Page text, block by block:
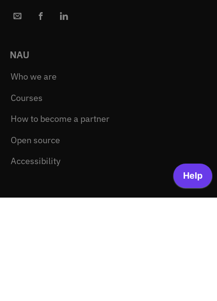
NAU
Who we are
Courses
How to become a partner
Open source
Accessibility